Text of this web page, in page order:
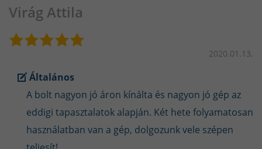
Virág Attila
2020.01.13.
Általános
A bolt nagyon jó áron kínálta és nagyon jó gép az
eddigi tapasztalatok alapján. Két hete folyamatosan
használatban van a gép, dolgozunk vele szépen